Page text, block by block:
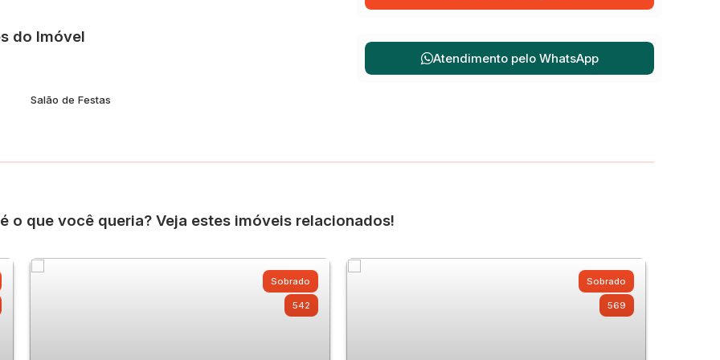
imperdível de adquirir um imóvel de alto padrão já
novo lar!
do Imóvel
Salão de Festas
Atendimento pelo WhatsApp
o que você queria? Veja estes imóveis relacionados!
Sobrado
542
Sobrado
569